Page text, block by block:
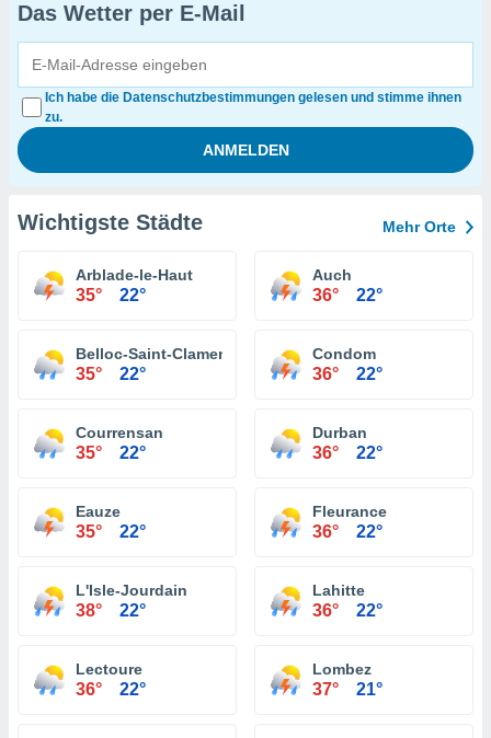
Das Wetter per E-Mail
Ich habe die Datenschutzbestimmungen gelesen und stimme ihnen
zu.
Wichtigste Städte Mehr Orte
Arblade-le-Haut
35° 22°
Auch
36° 22°
Belloc-Saint-Clamens
35° 22°
Condom
36° 22°
Courrensan
35° 22°
Durban
36° 22°
Eauze
35° 22°
Fleurance
36° 22°
L'Isle-Jourdain
38° 22°
Lahitte
36° 22°
Lectoure
36° 22°
Lombez
37° 21°